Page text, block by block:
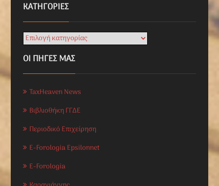
KΑΤΗΓΟΡΊΕΣ
ΟΙ ΠΗΓΕΣ ΜΑΣ
TaxHeaven News
Βιβλιοθήκη ΓΓΔΕ
Περιοδικό Επιχείρηση
E-Forologia Epsilonnet
E-Forologia